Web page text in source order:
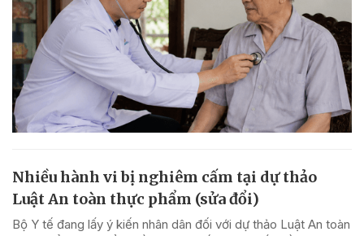
Nhiều hành vi bị nghiêm cấm tại dự thảo
Luật An toàn thực phẩm (sửa đổi)
Bộ Y tế đang lấy ý kiến nhân dân đối với dự thảo Luật An toàn